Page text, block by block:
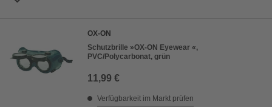
OX-ON
Schutzbrille »OX-ON Eyewear «,
PVC/Polycarbonat, grün
11,99 €
Verfügbarkeit im Markt prüfen